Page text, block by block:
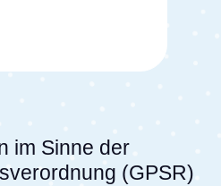
Die weichen Lätzchen
der ein
in einem sanften
mit Klettverschluss 2-
im Sinne der
(GPSR)